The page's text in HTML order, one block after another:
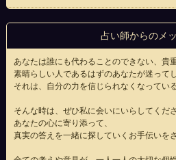
占い師からのメ
あなたは誰にも代わることのできない、貴
素晴らしい人であるはずのあなたが迷って
それは、自分の力を信じられなくなってい
そんな時は、ぜひ私に会いにいらしてくださ
あなたの心に寄り添って、
真実の答えを一緒に探していくお手伝いを